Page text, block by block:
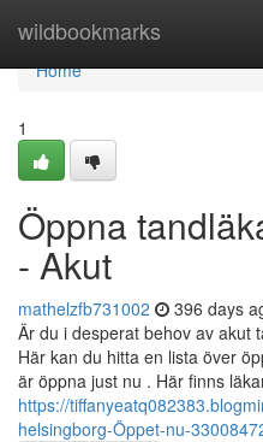
wildbookmarks
Home
Home
1
Öppna
- Akut
mathelzfb731002 396 days
Är du i desperat behov av akut
Här kan du hitta en lista över
är öppna just nu . Här finns
https://
helsingborg-Öppet-nu-